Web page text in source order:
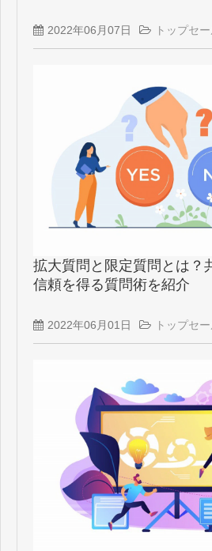
2022年06月07日 トップセ
拡大質問と限定質問とは？
信頼を得る質問術を紹介
2022年06月01日 トップセ